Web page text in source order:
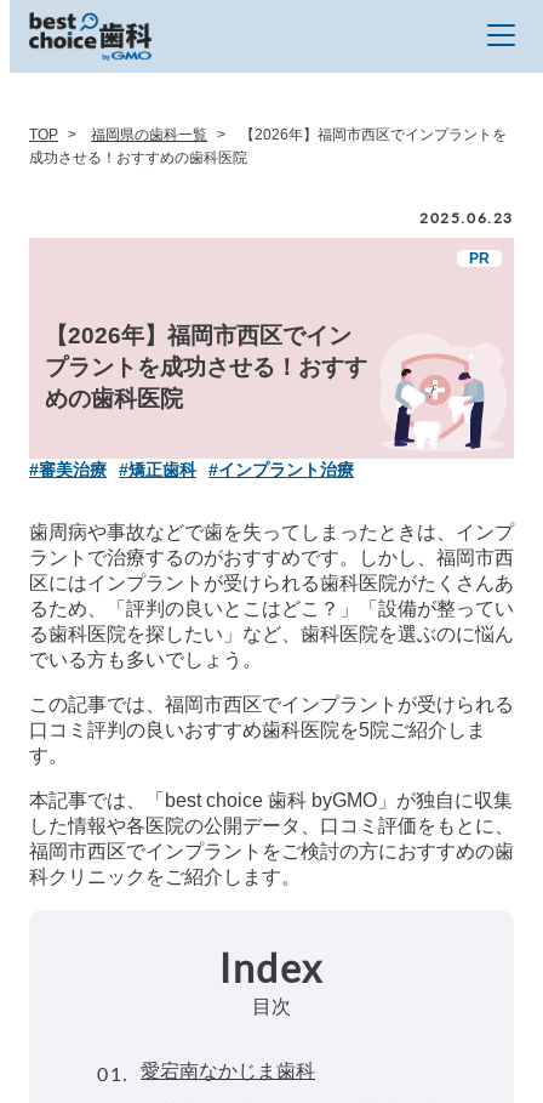
TOP 福岡県の歯科一覧
【2026年】福岡市西区でインプラントを
成功させる！おすすめの歯科医院
2025.06.23
【2026年】福岡市西区でイン
プラントを成功させる！おすす
めの歯科医院
#審美治療 #矯正歯科 #インプラント治療
歯周病や事故などで歯を失ってしまったときは、インプ
ラントで治療するのがおすすめです。しかし、福岡市西
区にはインプラントが受けられる歯科医院がたくさんあ
るため、「評判の良いとこはどこ？」「設備が整ってい
る歯科医院を探したい」など、歯科医院を選ぶのに悩ん
でいる方も多いでしょう。
この記事では、福岡市西区でインプラントが受けられる
口コミ評判の良いおすすめ歯科医院を5院ご紹介しま
す。
本記事では、「best choice 歯科 byGMO」が独自に収集
した情報や各医院の公開データ、口コミ評価をもとに、
福岡市西区でインプラントをご検討の方におすすめの歯
科クリニックをご紹介します。
Index
目次
01. 愛宕南なかじま歯科